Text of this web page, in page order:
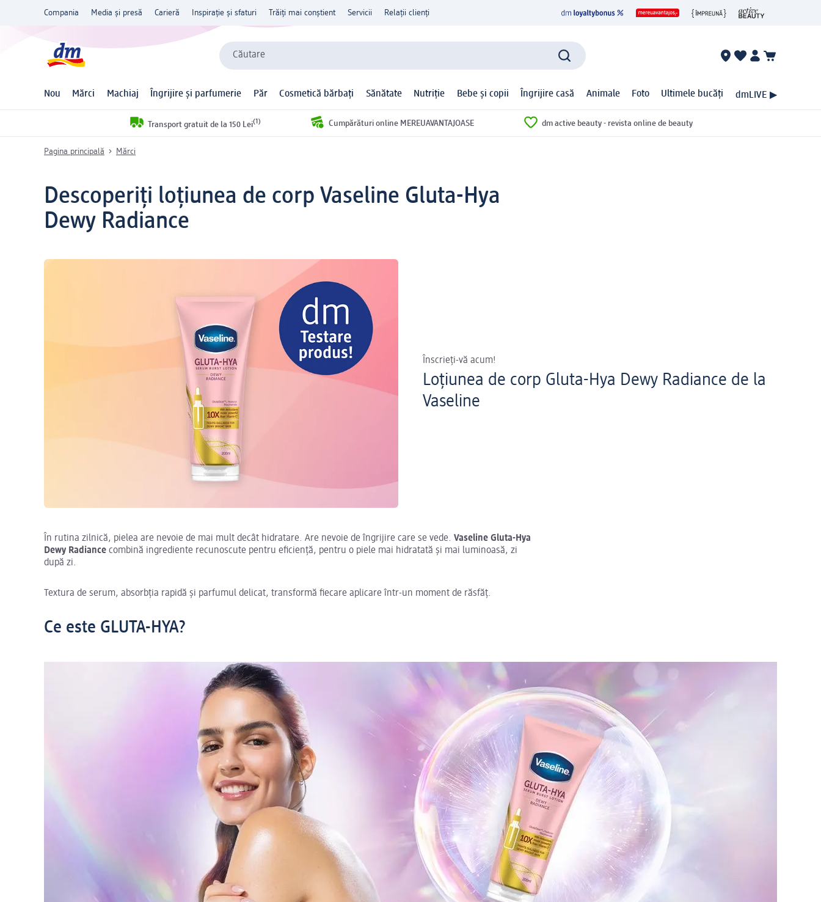
Compania Media și presă Carieră Inspirație și sfaturi Trăiți mai conștient Servicii Relații clienți
Căutare
Nou Mărci Machiaj Îngrijire și parfumerie Păr Cosmetică bărbați Sănătate Nutriție Bebe și copii Îngrijire casă Animale Foto Ultimele bucăți dmLIVE ▶
Transport gratuit de la 150 Lei(1) Cumpărături online MEREUAVANTAJOASE dm active beauty - revista online de beauty
Pagina principală Mărci
Descoperiți loțiunea de corp Vaseline Gluta-Hya
Dewy Radiance
Înscrieți-vă acum!
Loțiunea de corp Gluta-Hya Dewy Radiance de la
Vaseline
În rutina zilnică, pielea are nevoie de mai mult decât hidratare. Are nevoie de îngrijire care se vede. Vaseline Gluta-Hya
Dewy Radiance combină ingrediente recunoscute pentru eficiență, pentru o piele mai hidratată și mai luminoasă, zi
după zi.
Textura de serum, absorbția rapidă și parfumul delicat, transformă fiecare aplicare într-un moment de răsfăț.
Ce este GLUTA-HYA?